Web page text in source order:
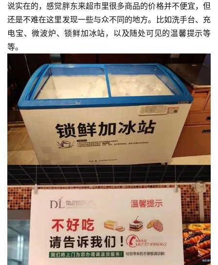
首
页
标
杆
说实在的，感觉胖东来超市里很多商品的价格并不便宜，但
还是不难在这里发现一些与众不同的地方。比如洗手台、充
电宝、微波炉、锁鲜加冰站，以及随处可见的温馨提示等
等。